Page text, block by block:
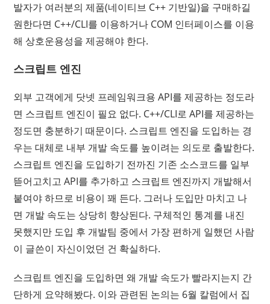
발자가 여러분의 제품(네이티브 C++ 기반일)을 구매하길
원한다면 C++/CLI를 이용하거나 COM 인터페이스를 이용
해 상호운용성을 제공해야 한다.
스크립트 엔진
외부 고객에게 닷넷 프레임워크용 API를 제공하는 정도라
면 스크립트 엔진이 필요 없다. C++/CLI로 API를 제공하는
정도면 충분하기 때문이다. 스크립트 엔진을 도입하는 경
우는 대체로 내부 개발 속도를 높이려는 의도로 출발한다.
스크립트 엔진을 도입하기 전까진 기존 소스코드를 일부
뜯어고치고 API를 추가하고 스크립트 엔진까지 개발해서
붙여야 하므로 비용이 꽤 든다. 그러나 도입만 마치고 나
면 개발 속도는 상당히 향상된다. 구체적인 통계를 내진
못했지만 도입 후 개발팀 중에서 가장 편하게 일했던 사람
이 글쓴이 자신이었던 건 확실하다.
스크립트 엔진을 도입하면 왜 개발 속도가 빨라지는지 간
단하게 요약해봤다. 이와 관련된 논의는 6월 칼럼에서 집